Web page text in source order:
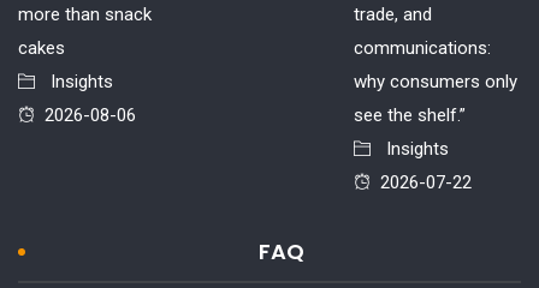
more than snack
cakes
Insights
2026-08-06
trade, and
communications:
why consumers only
see the shelf.”
Insights
2026-07-22
FAQ